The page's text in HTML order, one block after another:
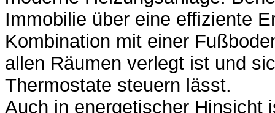
Immobilie über eine effiziente
Kombination mit einer
allen Räumen verlegt ist und
Thermostate steuern lässt.
Auch in energetischer Hinsicht